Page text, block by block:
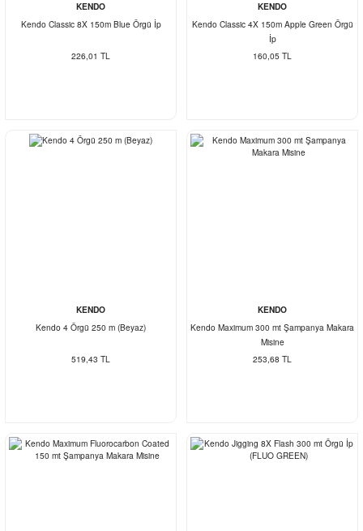
KENDO
Kendo Classic 8X 150m Blue Örgü İp
226,01 TL
KENDO
Kendo Classic 4X 150m Apple Green Örgü
İp
160,05 TL
KENDO
Kendo 4 Örgü 250 m (Beyaz)
519,43 TL
KENDO
Kendo Maximum 300 mt Şampanya Makara
Misine
253,68 TL